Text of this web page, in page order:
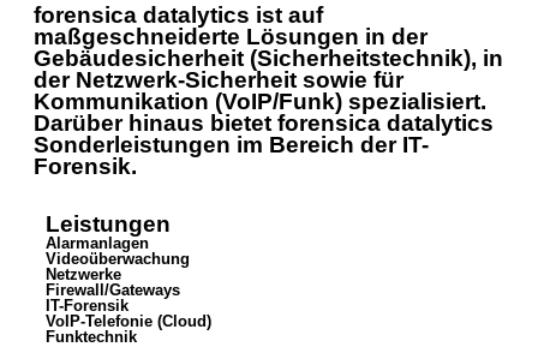
forensica datalytics ist auf
maßgeschneiderte Lösungen in der
Gebäudesicherheit (Sicherheitstechnik), in
der Netzwerk-Sicherheit sowie für
Kommunikation (VoIP/Funk) spezialisiert.
Darüber hinaus bietet forensica datalytics
Sonderleistungen im Bereich der IT-
Forensik.
Leistungen
Alarmanlagen
Videoüberwachung
Netzwerke
Firewall/Gateways
IT-Forensik
VoIP-Telefonie (Cloud)
Funktechnik